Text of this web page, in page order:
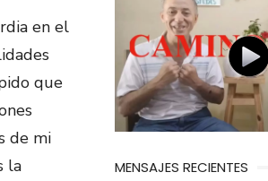
en el
que
de mi
la
MENSAJES RECIENTES